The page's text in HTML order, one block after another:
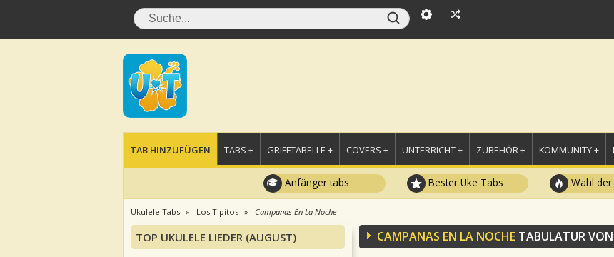
TAB HINZUFÜGEN TABS + GRIFFTABELLE + COVERS + UNTERRICHT + ZUBEHÖR + KOMMUNITY +
Anfänger tabs Bester Uke Tabs Wahl
Ukulele Tabs Los Tipitos Campanas En La Noche
CAMPANAS EN LA NOCHE TABULATUR VON
TOP UKULELE LIEDER (AUGUST)